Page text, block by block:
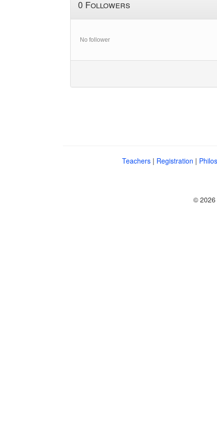
0 Followers
No follower
Teachers | Registration |
© 2026